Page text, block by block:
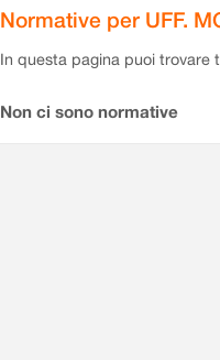
Normative per UFF.
In questa pagina puoi
Non ci sono normative